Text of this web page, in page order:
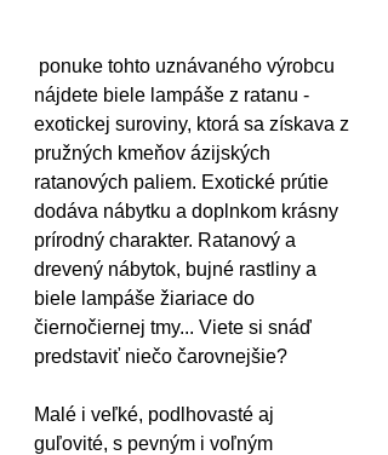
nájdete biele lampáše z ratanu -
exotickej suroviny, ktorá sa získava z
pružných kmeňov ázijských
ratanových paliem. Exotické prútie
dodáva nábytku a doplnkom krásny
prírodný charakter. Ratanový a
drevený nábytok, bujné rastliny a
biele lampáše žiariace do
čiernočiernej tmy... Viete si snáď
predstaviť niečo čarovnejšie?
Malé i veľké, podlhovasté aj
guľovité, s pevným i voľným